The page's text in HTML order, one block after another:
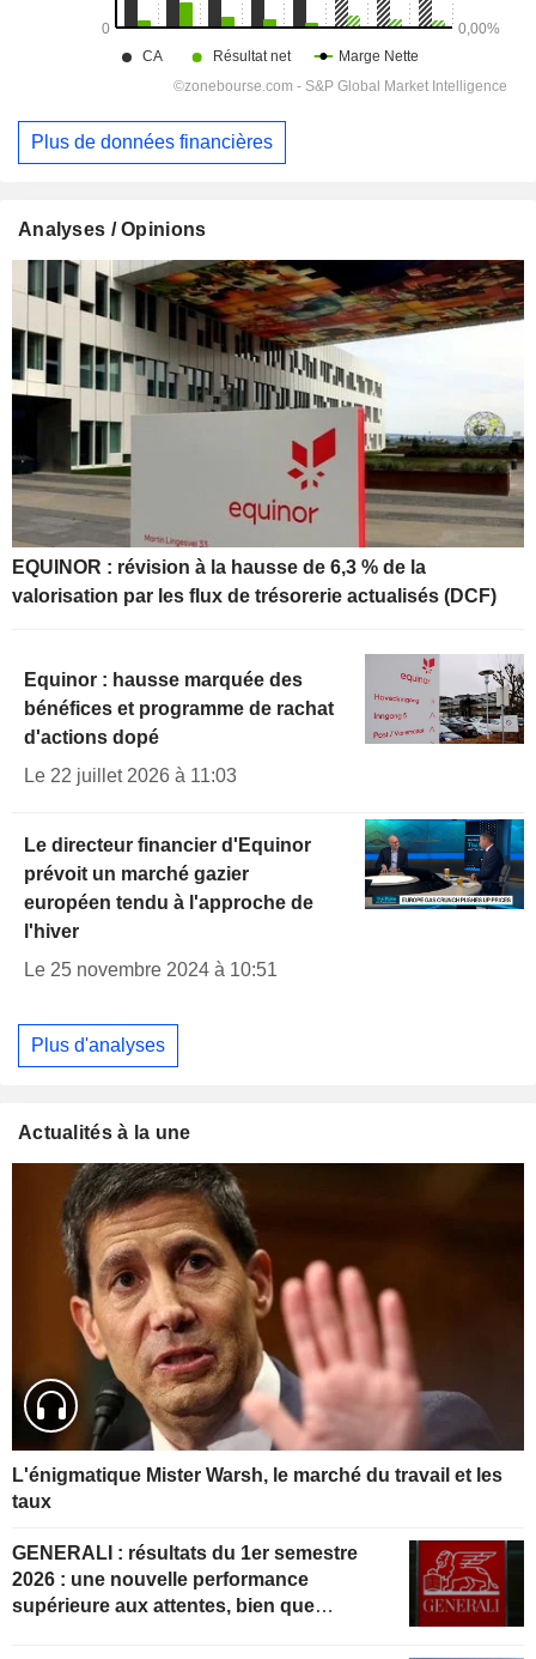
Plus de données financières
Analyses / Opinions
EQUINOR : révision à la hausse de 6,3 % de la
valorisation par les flux de trésorerie actualisés (DCF)
Equinor : hausse marquée des
bénéfices et programme de rachat
d'actions dopé
Le 22 juillet 2026 à 11:03
Le directeur financier d'Equinor
prévoit un marché gazier
européen tendu à l'approche de
l'hiver
Le 25 novembre 2024 à 10:51
Plus d'analyses
Actualités à la une
L'énigmatique Mister Warsh, le marché du travail et les
taux
GENERALI : résultats du 1er semestre
2026 : une nouvelle performance
supérieure aux attentes, bien que